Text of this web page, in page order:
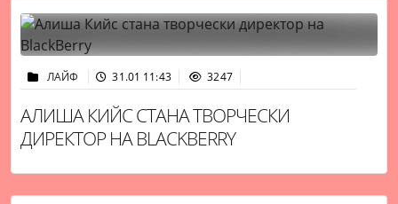
ЛАЙФ 31.01 11:43 3247
АЛИША КИЙС СТАНА ТВОРЧЕСКИ
ДИРЕКТОР НА BLACKBERRY